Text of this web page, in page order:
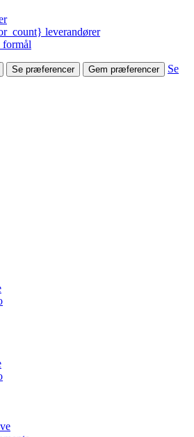
leverandører
formål
Se præferencer Gem præferencer
Se